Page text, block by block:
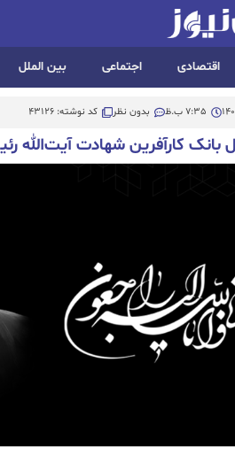
اقتصادی اجتماعی بین الملل
7:35 ب.ظ بدون نظر کد نوشته: 43126
بانک کارآفرین شهادت آیت‌الله